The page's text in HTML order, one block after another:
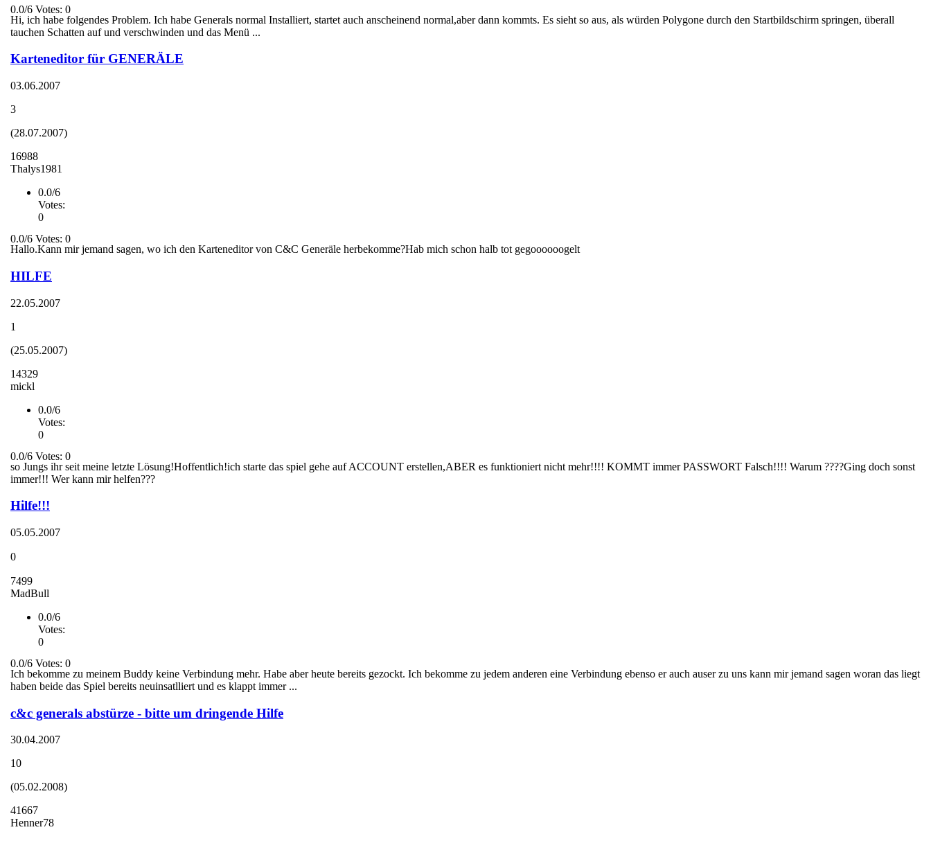
0.0/6 Votes: 0
Hi, ich habe folgendes Problem. Ich habe Generals normal Installiert, startet auch anscheinend normal,aber dann kommts. Es sieht so aus, als würden Polygone durch den Startbildschirm springen, überall
tauchen Schatten auf und verschwinden und das Menü ...
Karteneditor für GENERÄLE
03.06.2007
3
(28.07.2007)
16988
Thalys1981
0.0/6
Votes:
0
0.0/6 Votes: 0
Hallo.Kann mir jemand sagen, wo ich den Karteneditor von C&C Generäle herbekomme?Hab mich schon halb tot gegoooooogelt
HILFE
22.05.2007
1
(25.05.2007)
14329
mickl
0.0/6
Votes:
0
0.0/6 Votes: 0
so Jungs ihr seit meine letzte Lösung!Hoffentlich!ich starte das spiel gehe auf ACCOUNT erstellen,ABER es funktioniert nicht mehr!!!! KOMMT immer PASSWORT Falsch!!!! Warum ????Ging doch sonst
immer!!! Wer kann mir helfen???
Hilfe!!!
05.05.2007
0
7499
MadBull
0.0/6
Votes:
0
0.0/6 Votes: 0
Ich bekomme zu meinem Buddy keine Verbindung mehr. Habe aber heute bereits gezockt. Ich bekomme zu jedem anderen eine Verbindung ebenso er auch auser zu uns kann mir jemand sagen woran das liegt
haben beide das Spiel bereits neuinsatlliert und es klappt immer ...
c&c generals abstürze - bitte um dringende Hilfe
30.04.2007
10
(05.02.2008)
41667
Henner78